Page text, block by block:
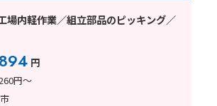
場内軽作業／組立部品のピッキング／
円
円～